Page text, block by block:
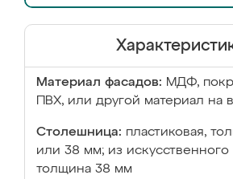
Материал фасадов: МДФ,
ПВХ, или другой материал на
Столешница: пластиковая,
или 38 мм; из искусственного
толщина 38 мм